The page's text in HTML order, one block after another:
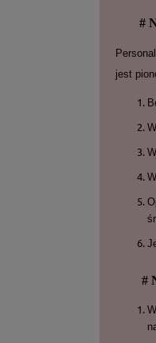
#
jest
#